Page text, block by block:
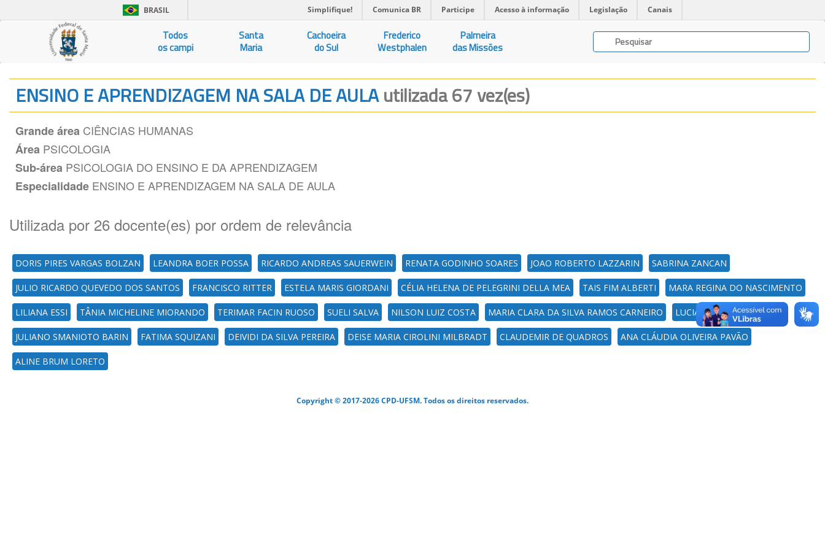
BRASIL Simplifique! Comunica BR Participe Acesso à informação Legislação Canais
Todos
os campi
Santa
Maria
Cachoeira
do Sul
Frederico
Westphalen
Palmeira
das Missões
ENSINO E APRENDIZAGEM NA SALA DE AULAutilizada 67 vez(es)
Grande área CIÊNCIAS HUMANAS
Área PSICOLOGIA
Sub-área PSICOLOGIA DO ENSINO E DA APRENDIZAGEM
Especialidade ENSINO E APRENDIZAGEM NA SALA DE AULA
Utilizada por 26 docente(es) por ordem de relevância
DORIS PIRES VARGAS BOLZAN LEANDRA BOER POSSA RICARDO ANDREAS SAUERWEIN RENATA GODINHO SOARES JOAO ROBERTO LAZZARIN SABRINA ZANCAN
JULIO RICARDO QUEVEDO DOS SANTOS FRANCISCO RITTER ESTELA MARIS GIORDANI CÉLIA HELENA DE PELEGRINI DELLA MEA TAIS FIM ALBERTI MARA REGINA DO NASCIMENTO
LILIANA ESSI TÂNIA MICHELINE MIORANDO TERIMAR FACIN RUOSO SUELI SALVA NILSON LUIZ COSTA MARIA CLARA DA SILVA RAMOS CARNEIRO LUCIANA RICHTER
JULIANO SMANIOTO BARIN FATIMA SQUIZANI DEIVIDI DA SILVA PEREIRA DEISE MARIA CIROLINI MILBRADT CLAUDEMIR DE QUADROS ANA CLÁUDIA OLIVEIRA PAVÃO
ALINE BRUM LORETO
Copyright © 2017-2026 CPD-UFSM. Todos os direitos reservados.